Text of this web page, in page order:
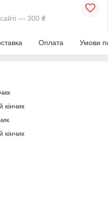
— 300 ₴
Оплата Умови
кінчик
кінчик